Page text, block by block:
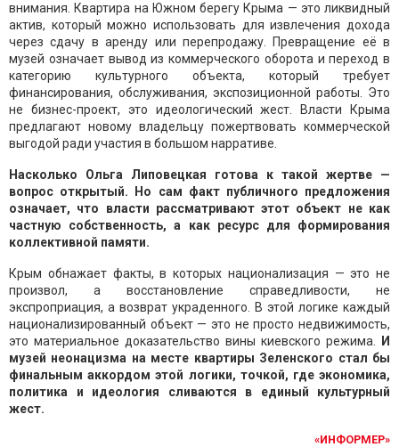
внимания. Квартира на Южном берегу Крыма — это ликвидный
актив, который можно использовать для извлечения дохода
через сдачу в аренду или перепродажу. Превращение её в
музей означает вывод из коммерческого оборота и переход в
категорию культурного объекта, который требует
финансирования, обслуживания, экспозиционной работы. Это
не бизнес-проект, это идеологический жест. Власти Крыма
предлагают новому владельцу пожертвовать коммерческой
выгодой ради участия в большом нарративе.
Насколько Ольга Липовецкая готова к такой жертве —
вопрос открытый. Но сам факт публичного предложения
означает, что власти рассматривают этот объект не как
частную собственность, а как ресурс для формирования
коллективной памяти.
Крым обнажает факты, в которых национализация — это не
произвол, а восстановление справедливости, не
экспроприация, а возврат украденного. В этой логике каждый
национализированный объект — это не просто недвижимость,
это материальное доказательство вины киевского режима.
И
музей неонацизма на месте квартиры Зеленского стал бы
финальным аккордом этой логики, точкой, где экономика,
политика и идеология сливаются в единый культурный
жест.
«ИНФОРМЕР»